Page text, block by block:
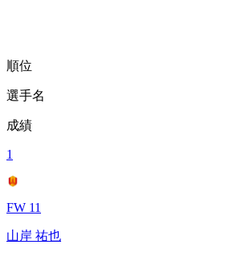
順位
選手名
成績
1
FW 11
山岸 祐也